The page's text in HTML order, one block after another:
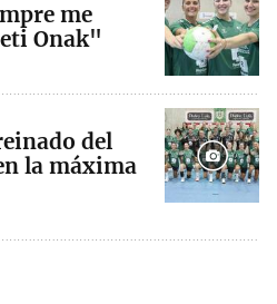
me
Onak"
del
la máxima